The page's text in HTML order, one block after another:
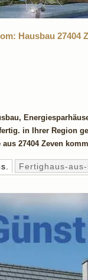
Hausbau 27404
in Ihrer Region
27404 Zeven
Fertighaus-